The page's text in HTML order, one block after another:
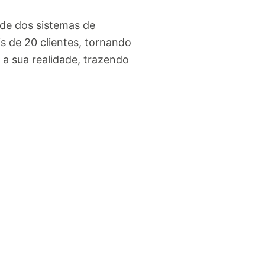
dos sistemas de
de 20 clientes, tornando
sua realidade, trazendo